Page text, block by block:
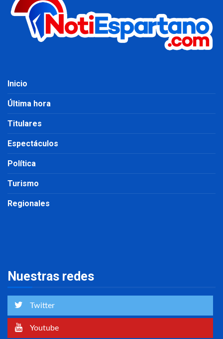
Inicio
Última hora
Titulares
Espectáculos
Política
Turismo
Regionales
Nuestras redes
Twitter
Youtube